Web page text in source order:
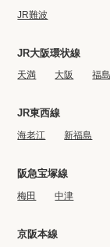
JR難波
JR大阪環状線
天満 大阪 福島
JR東西線
海老江 新福島
阪急宝塚線
梅田 中津
京阪本線